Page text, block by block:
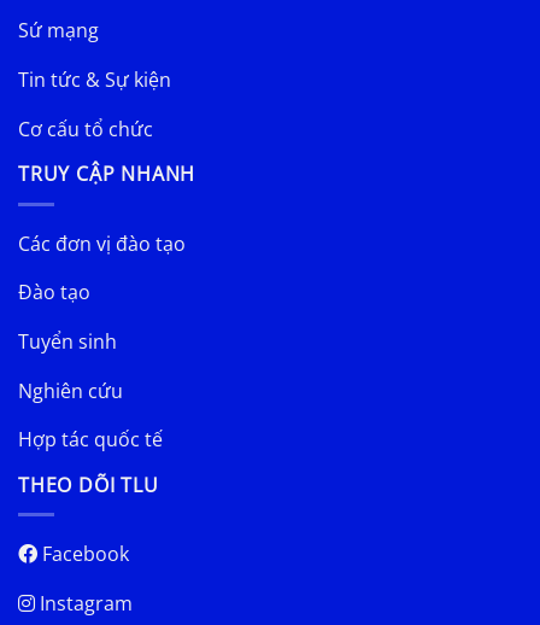
Sứ mạng
Tin tức & Sự kiện
Cơ cấu tổ chức
TRUY CẬP NHANH
Các đơn vị đào tạo
Đào tạo
Tuyển sinh
Nghiên cứu
Hợp tác quốc tế
THEO DÕI TLU
Facebook
Instagram